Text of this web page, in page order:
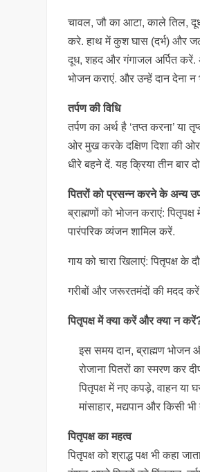
चावल, जौ का आटा, काले तिल,
करे. हाथ में कुश घास (दर्भ) और
दूध, शहद और गंगाजल अर्पित करें.
भोजन कराएं. और उन्हें दान देना
तर्पण की विधि
तर्पण का अर्थ है ‘तप्त करना’
ओर मुख करके दक्षिण दिशा की ओर
धीरे बहने दें. यह क्रिया तीन बार
पितरों को प्रसन्न करने के अन्य
ब्राह्मणों को भोजन कराएं:
पारंपरिक व्यंजन शामिल करें.
गाय को चारा खिलाएं: पितृपक्ष के
गरीबों और जरूरतमंदों की मदद
पितृपक्ष में क्या करें और क्या न
इस समय दान, ब्राह्मण भोजन
रोजाना पितरों का स्मरण कर
पितृपक्ष में नए कपड़े, वाहन या
मांसाहार, मद्यपान और किसी भी
पितृपक्ष का महत्व
पितृपक्ष को श्राद्ध पक्ष भी कहा